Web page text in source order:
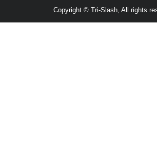
Copyright © Tri-Slash, All rights